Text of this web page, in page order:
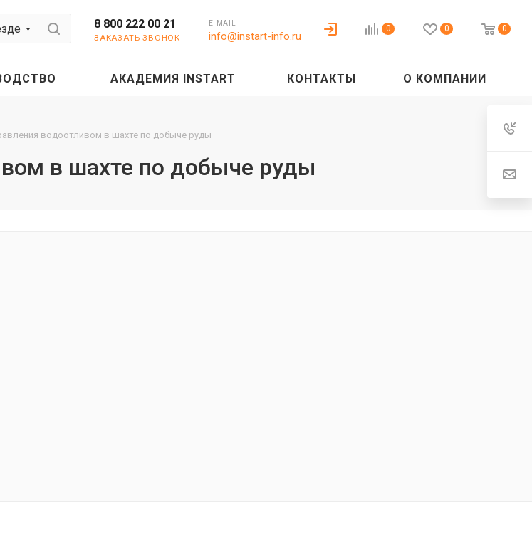
8 800 222 00 21
ЗАКАЗАТЬ ЗВОНОК
E-MAIL
info@instart-info.ru
0 0 0
АКАДЕМИЯ INSTART КОНТАКТЫ О КОМПАНИИ
водоотливом в шахте по добыче руды
в шахте по добыче руды